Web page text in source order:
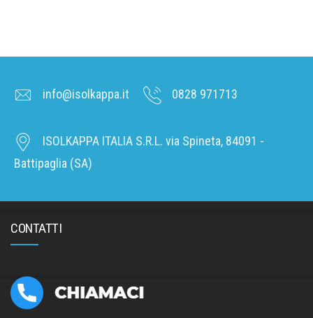
info@isolkappa.it 0828 971713
ISOLKAPPA ITALIA S.R.L. via Spineta, 84091 -
Battipaglia (SA)
CONTATTI